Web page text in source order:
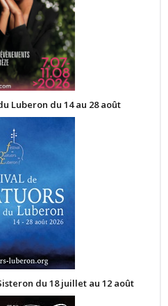
Luberon du 14 au 28 août
du 18 juillet au 12 août